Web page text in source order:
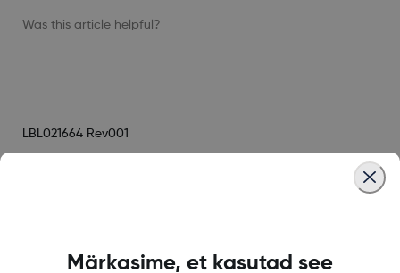
Was this article helpful?
LBL021664 Rev001
Märkasime, et kasutad see